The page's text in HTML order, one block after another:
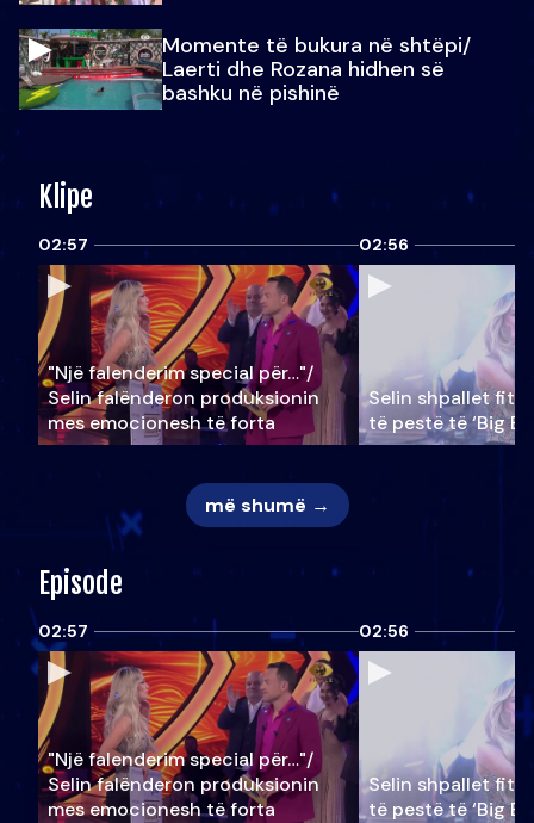
Momente të bukura në shtëpi/
Laerti dhe Rozana hidhen së
bashku në pishinë
Klipe
02:57
"Një falenderim special për…"/
Selin falënderon produksionin
mes emocionesh të forta
02:56
Selin shpallet
të pestë të ‘Big
më shumë →
Episode
02:57
"Një falenderim special për…"/
Selin falënderon produksionin
mes emocionesh të forta
02:56
Selin shpallet
të pestë të ‘Big